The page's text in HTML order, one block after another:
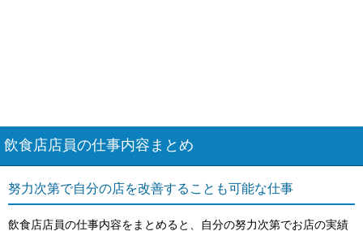
飲食店店員の仕事内容まとめ
努力次第で自分の店を改善することも可能な仕事
飲食店店員の仕事内容をまとめると、自分の努力次第でお店の実績